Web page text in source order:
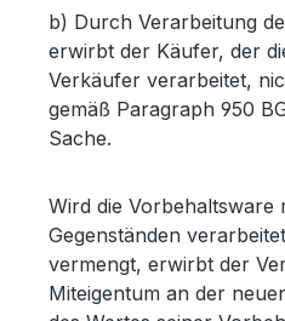
b) Durch Verarbeitung
erwirbt der Käufer, der
Verkäufer verarbeitet,
gemäß Paragraph 950
Sache.
Wird die Vorbehaltsware
Gegenständen
vermengt, erwirbt der
Miteigentum an der